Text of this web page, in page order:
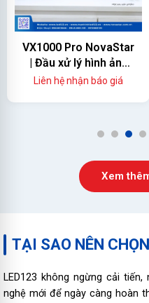
VX1000 Pro NovaStar
| Đầu xử lý hình ảnh
màn hình led
Liên hệ nhận báo giá
1 2 3 4
Xem
TẠI SAO NÊN
LED123 không ngừng cải
nghệ mới để ngày càng hoàn